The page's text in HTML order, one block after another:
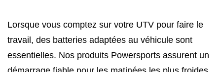
Lorsque vous comptez sur votre UTV pour faire le
travail, des batteries adaptées au véhicule sont
essentielles. Nos produits Powersports assurent un